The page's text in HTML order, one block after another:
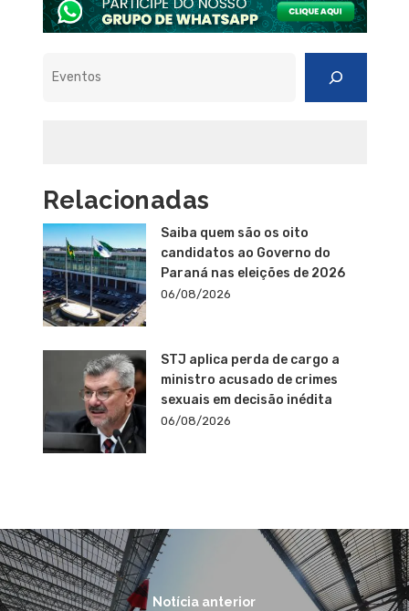
Relacionadas
Saiba quem são os oito
candidatos ao Governo do
Paraná nas eleições de 2026
06/08/2026
STJ aplica perda de cargo a
ministro acusado de crimes
sexuais em decisão inédita
06/08/2026
Notícia anterior